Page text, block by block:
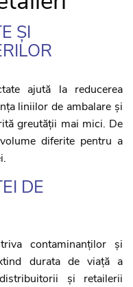
ȘI
ajută la reducerea
liniilor de ambalare și
greutății mai mici. De
diferite pentru a
DE
contaminanților și
durata de viață a
și retailerii